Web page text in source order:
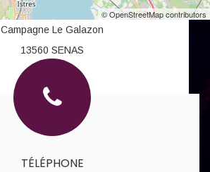
© OpenStreetMap contributors
ADRESSE
Campagne Le Galazon
13560 SENAS
TÉLÉPHONE